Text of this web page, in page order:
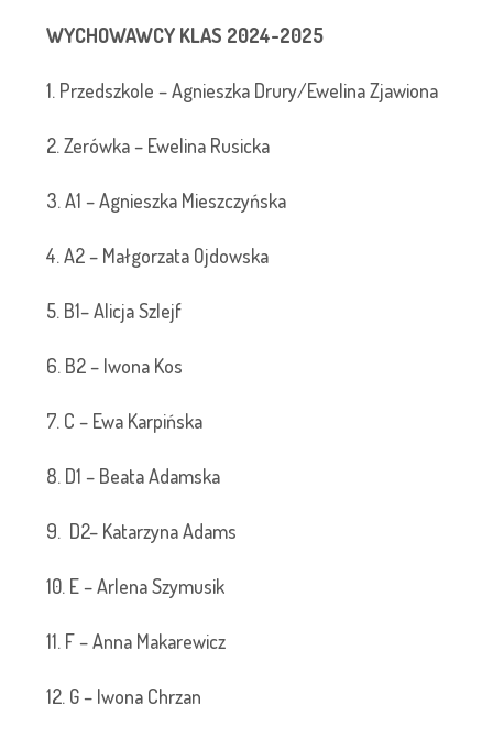
WYCHOWAWCY KLAS 2024-2025
1. Przedszkole – Agnieszka Drury/Ewelina Zjawiona
2. Zerówka – Ewelina Rusicka
3. A1 – Agnieszka Mieszczyńska
4. A2 – Małgorzata Ojdowska
5. B1– Alicja Szlejf
6. B2 – Iwona Kos
7. C – Ewa Karpińska
8. D1 – Beata Adamska
9. D2– Katarzyna Adams
10. E – Arlena Szymusik
11. F – Anna Makarewicz
12. G – Iwona Chrzan